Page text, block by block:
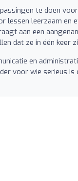
te doen
lessen leerzaam en
aan een
dat ze in één keer
en
voor wie serieus